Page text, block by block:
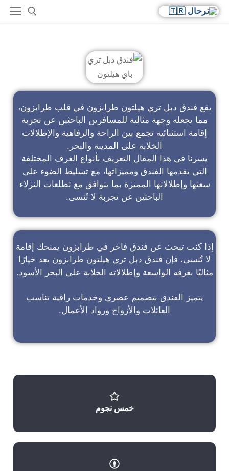
يقع فندق دبل تري هيلتون طرابزون في قلب طرابزون،
مما يجعله وجهة مثالية للمسافرين الباحثين عن تجربة
إقامة استثنائية تجمع بين الراحة والرفاهية والإطلالات
الخلابة على المدينة والبحر.
يسرنا في هذا المقال التعريف بأنواع الغرف المختلفة
التي يقدمها الفندق ومميزاتها، مع تسليط الضوء على
سعتها وإطلالاتها المميزة بما يتوافق مع تطلعات النزلاء
الباحثين عن تجربة لا تُنسى.
إذا كنت تبحث عن فندق فاخر في طرابزون يمنحك إقامة
لا تُنسى، فإن فندق دبل تري هيلتون طرابزون يعد خيارًا
مثاليًا بغرفه الواسعة وإطلالاته الخلابة على البحر الأسود.
يتميز الفندق بتصميم عصري وخدمات راقية تناسب
العائلات والأزواج ورواد الأعمال.
خمس نجوم